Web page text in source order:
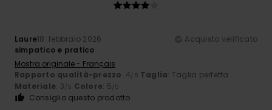
Laure18. febbraio 2026
Acquisto verificato
simpatico e pratico
Mostra originale - Français
Rapporto qualità-prezzo: 4/5 Taglia: Taglia perfetta
Materiale: 3/5 Colore: 5/5
Consiglio questo prodotto